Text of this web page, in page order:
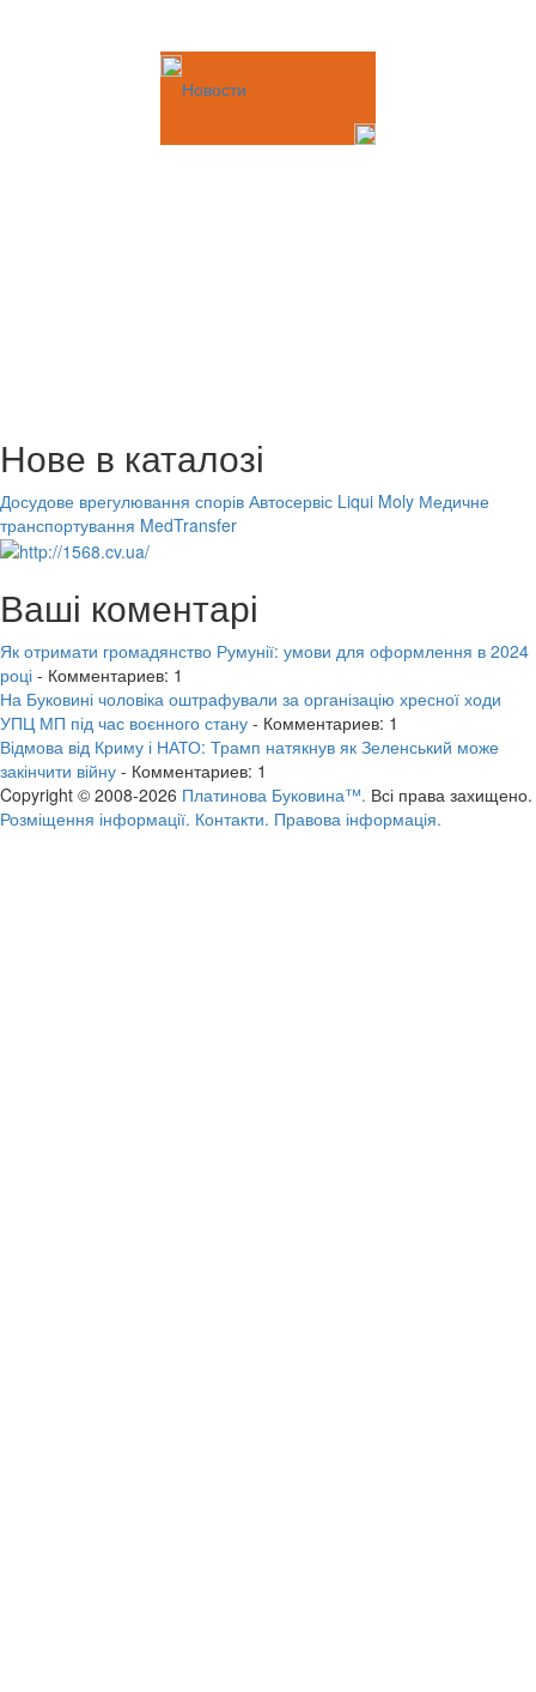
Новости
Нове в каталозі
Досудове врегулювання спорів Автосервіс Liqui Moly Медичне
транспортування MedTransfer
Ваші коментарі
Як отримати громадянство Румунії: умови для оформлення в 2024
році - Комментариев: 1
На Буковині чоловіка оштрафували за організацію хресної ходи
УПЦ МП під час воєнного стану - Комментариев: 1
Відмова від Криму і НАТО: Трамп натякнув як Зеленський може
закінчити війну - Комментариев: 1
Copyright © 2008-2026 Платинова Буковина™. Всі права захищено.
Розміщення інформації. Контакти. Правова інформація.